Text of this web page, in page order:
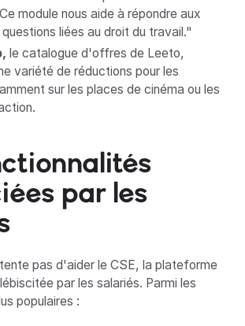
module nous aide à répondre aux
liées au droit du travail."
le catalogue d'offres de Leeto,
variété de réductions pour les
sur les places de cinéma ou les
par les
pas d'aider le CSE, la plateforme
par les salariés. Parmi les
populaires :